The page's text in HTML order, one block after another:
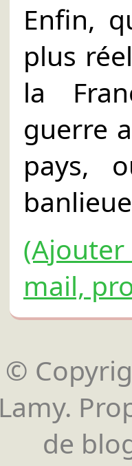
Enfin,
plus
la
guerre
pays,
mail,
©
Lamy.
de